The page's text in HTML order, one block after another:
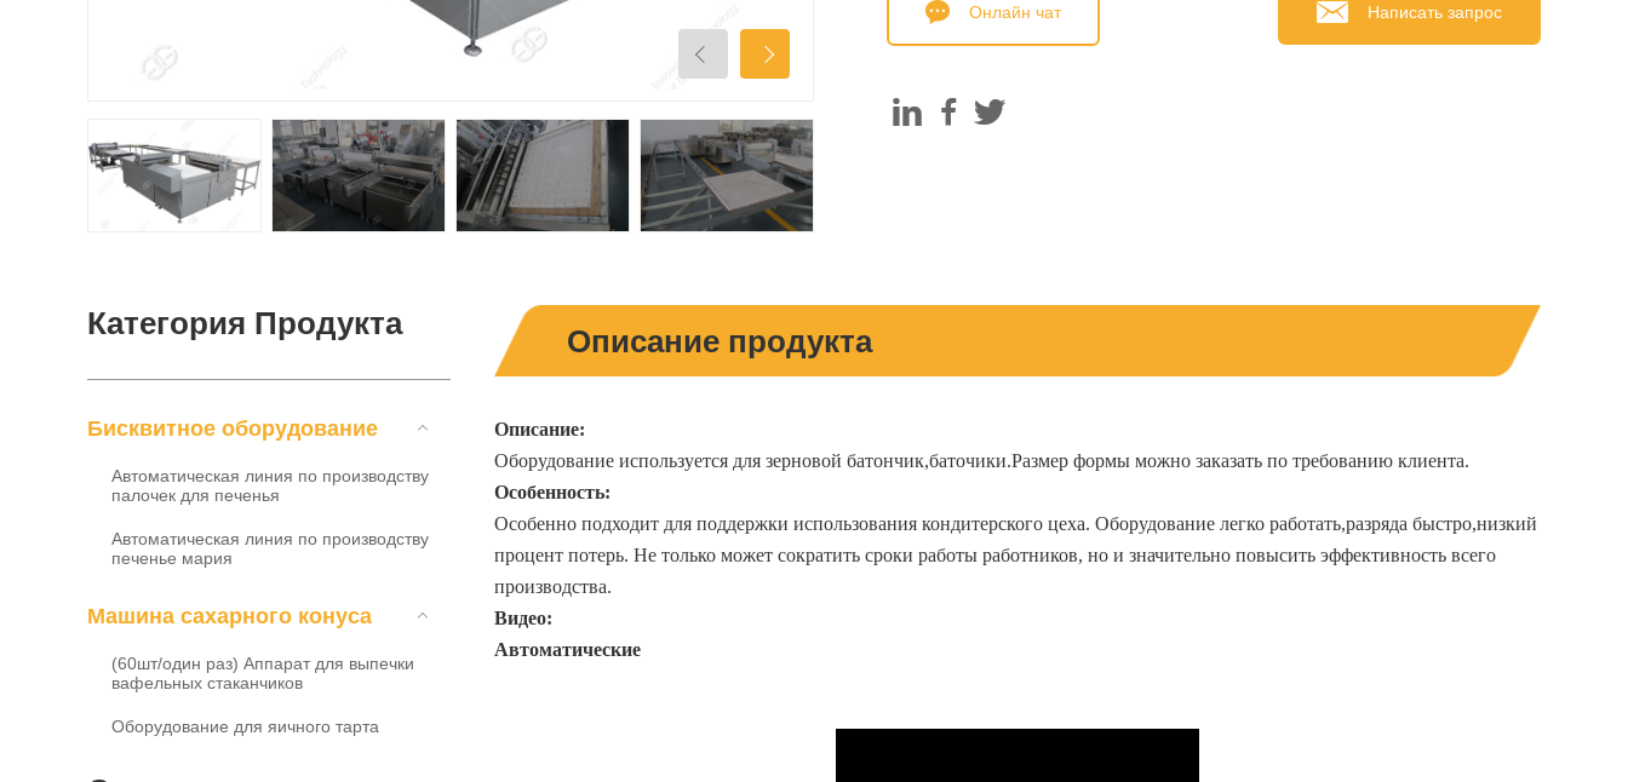
Онлайн чат Написать запрос
Категория Продукта
Бисквитное оборудование
Автоматическая линия по производству
палочек для печенья
Автоматическая линия по производству
печенье мария
Mашина сахарного конуса
(60шт/один раз) Аппарат для выпечки
вафельных стаканчиков
Оборудование для яичного тарта
Описание продукта
Описание:
Оборудование используется для зерновой батончик,баточики.Размер формы можно заказать по требованию клиента.
Особенность:
Особенно подходит для поддержки использования кондитерского цеха. Оборудование легко работать,разряда быстро,низкий
процент потерь. Не только может сократить сроки работы работников, но и значительно повысить эффективность всего
производства.
Видео:
Автоматические